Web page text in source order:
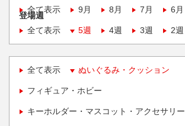
全て表示
9月 8月 7月 6月
登場週
全て表示
5週 4週 3週 2週
全て表示 ぬいぐるみ・クッション
フィギュア・ホビー
キーホルダー・マスコット・アクセサリー